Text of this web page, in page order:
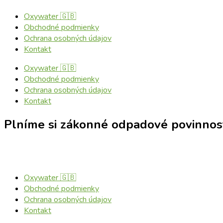
Oxywater 🇬🇧
Obchodné podmienky
Ochrana osobných údajov
Kontakt
Oxywater 🇬🇧
Obchodné podmienky
Ochrana osobných údajov
Kontakt
Plníme si zákonné odpadové
Oxywater 🇬🇧
Obchodné podmienky
Ochrana osobných údajov
Kontakt